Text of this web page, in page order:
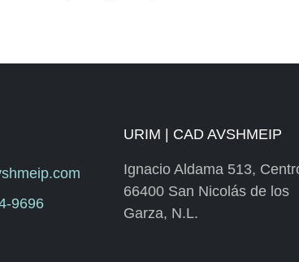
URIM | CAD AVSHMEIP
Ignacio Aldama 513,
66400 San Nicolás de los
Garza, N.L.
9696